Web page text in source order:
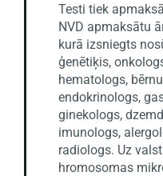
Testi tiek
NVD apmaksātu
kurā izsniegts
ģenētiķis,
hematologs,
endokrinologs,
ginekologs,
imunologs,
radiologs. Uz
hromosomas